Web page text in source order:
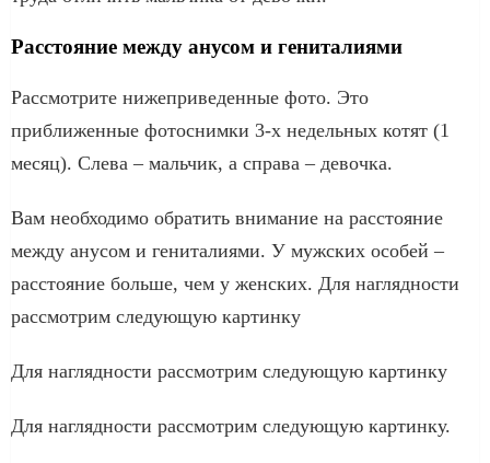
Расстояние между анусом и гениталиями
Рассмотрите нижеприведенные фото. Это
приближенные фотоснимки 3-х недельных котят (1
месяц). Слева – мальчик, а справа – девочка.
Вам необходимо обратить внимание на расстояние
между анусом и гениталиями. У мужских особей –
расстояние больше, чем у женских. Для наглядности
рассмотрим следующую картинку
Для наглядности рассмотрим следующую картинку
Для наглядности рассмотрим следующую картинку.